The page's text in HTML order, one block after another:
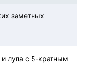
заметных
лупа с 5-кратным